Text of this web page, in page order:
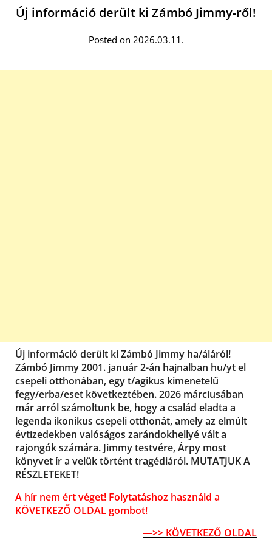
Új információ derült ki Zámbó Jimmy-ről!
Posted on 2026.03.11.
Új információ derült ki Zámbó Jimmy ha/áláról!
Zámbó Jimmy 2001. január 2-án hajnalban hu/yt el
csepeli otthonában, egy t/agikus kimenetelű
fegy/erba/eset következtében. 2026 márciusában
már arról számoltunk be, hogy a család eladta a
legenda ikonikus csepeli otthonát, amely az elmúlt
évtizedekben valóságos zarándokhellyé vált a
rajongók számára. Jimmy testvére, Árpy most
könyvet ír a velük történt tragédiáról. MUTATJUK A
RÉSZLETEKET!
A hír nem ért véget! Folytatáshoz használd a
KÖVETKEZŐ OLDAL gombot!
—>> KÖVETKEZŐ OLDAL